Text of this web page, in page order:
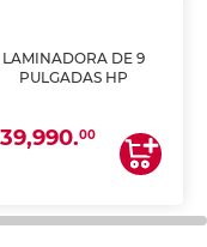
LAMINADORA DE 9
PULGADAS HP
00